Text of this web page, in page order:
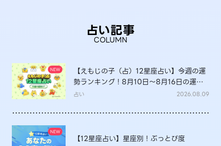
占い記事
COLUMN
【えもじの子（占）12星座占い】今週の運
勢ランキング！8月10日～8月16日の運勢
は？
占い 2026.08.09
【12星座占い】星座別！ぶっとび度